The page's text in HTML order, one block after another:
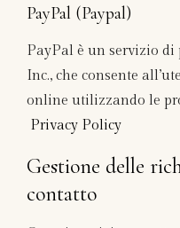
PayPal (Paypal)
PayPal è un servizio
Inc., che consente
online utilizzando le
Privacy Policy
Gestione delle
contatto